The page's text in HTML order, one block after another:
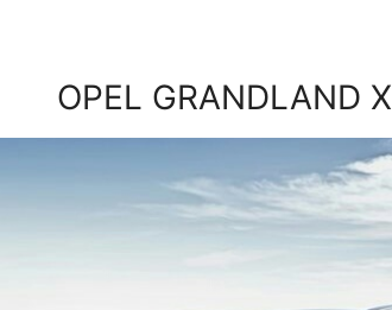
OPEL GRANDLAND X